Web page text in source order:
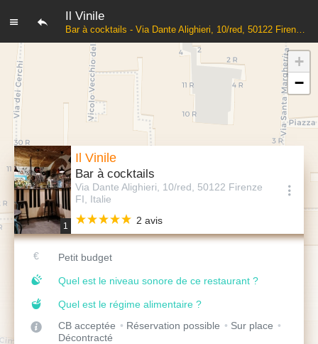
Il Vinile
Bar à cocktails - Via Dante Alighieri, 10/red, 50122 Firenze FI, Italie
1
Il Vinile
Bar à cocktails
Via Dante Alighieri, 10/red, 50122 Firenze
FI, Italie
2 avis
Petit budget
Quel est le niveau sonore de ce restaurant ?
Quel est le régime alimentaire ?
CB acceptée
Réservation possible
Sur place
Décontracté
+
−